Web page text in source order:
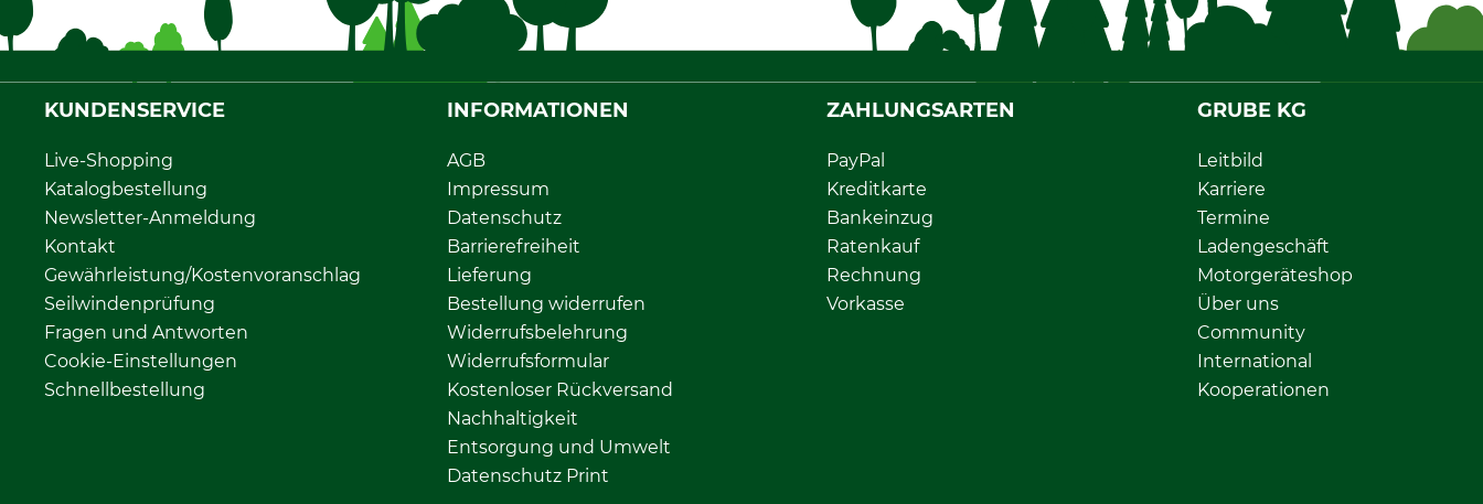
KUNDENSERVICE
Live-Shopping
Katalogbestellung
Newsletter-Anmeldung
Kontakt
Gewährleistung/Kostenvoranschlag
Seilwindenprüfung
Fragen und Antworten
Cookie-Einstellungen
Schnellbestellung
INFORMATIONEN
AGB
Impressum
Datenschutz
Barrierefreiheit
Lieferung
Bestellung widerrufen
Widerrufsbelehrung
Widerrufsformular
Kostenloser Rückversand
Nachhaltigkeit
Entsorgung und Umwelt
Datenschutz Print
ZAHLUNGSARTEN
PayPal
Kreditkarte
Bankeinzug
Ratenkauf
Rechnung
Vorkasse
GRUBE KG
Leitbild
Karriere
Termine
Ladengeschäft
Motorgeräteshop
Über uns
Community
International
Kooperationen